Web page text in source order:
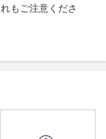
もご注意くださ